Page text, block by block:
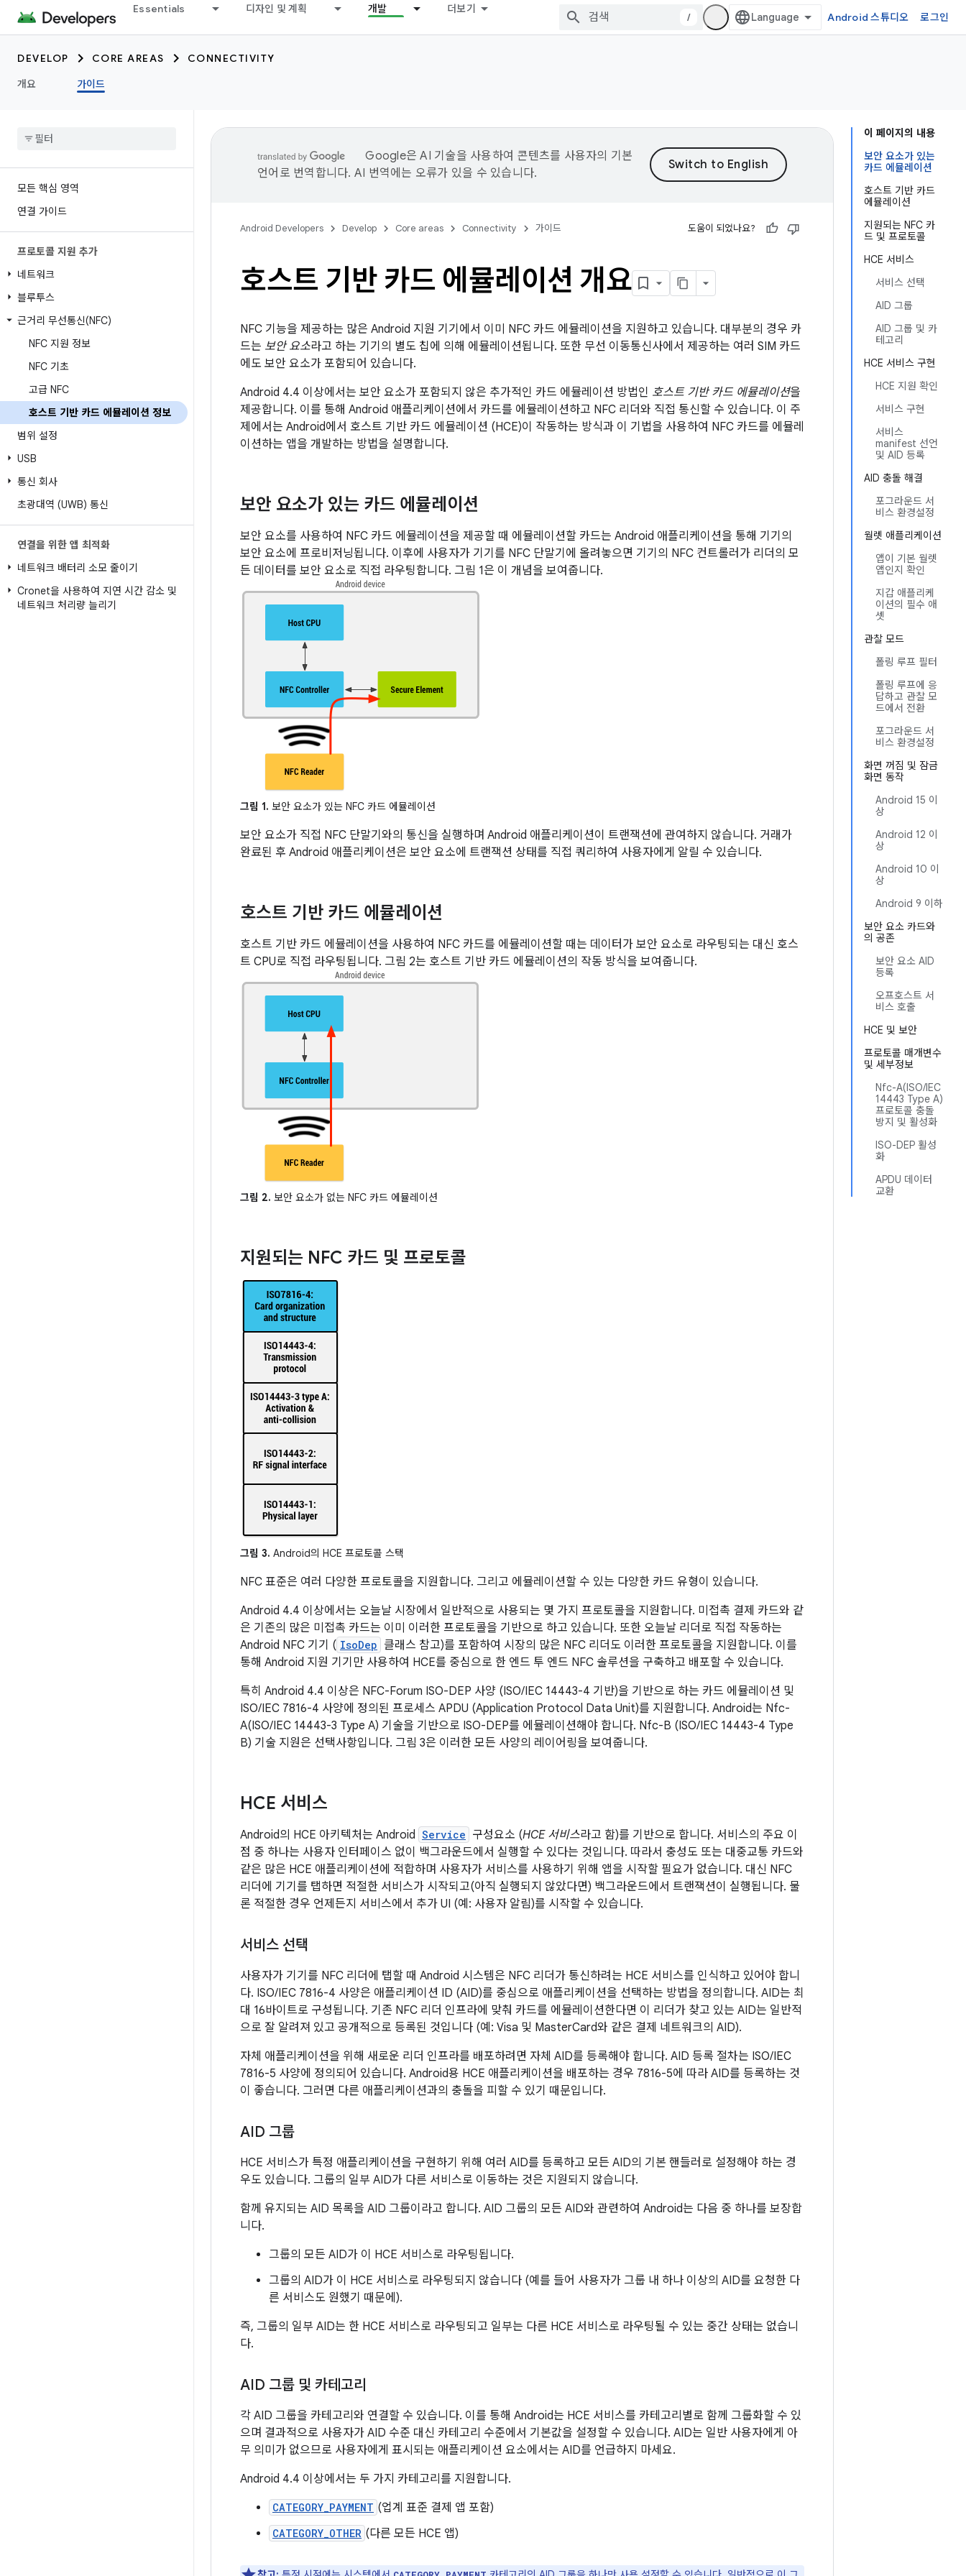
Essentials 디자인 및 계획 개발 더보기
/ Android 스튜디오 로그인
DEVELOP CORE AREAS
CONNECTIVITY
개요
가이드
모든 핵심 영역
연결 가이드
프로토콜 지원 추가
네트워크
블루투스
근거리 무선통신(NFC)
NFC 지원 정보
NFC 기초
고급 NFC
호스트 기반 카드 에뮬레이션 정보
범위 설정
USB
통신 회사
초광대역 (UWB) 통신
연결을 위한 앱 최적화
네트워크 배터리 소모 줄이기
Cronet을 사용하여 지연 시간 감소 및
네트워크 처리량 늘리기
이 페이지의 내용
보안 요소가 있는
카드 에뮬레이션
호스트 기반 카드
에뮬레이션
지원되는 NFC 카
드 및 프로토콜
HCE 서비스
서비스 선택
AID 그룹
AID 그룹 및 카
테고리
HCE 서비스 구현
HCE 지원 확인
서비스 구현
서비스
manifest 선언
및 AID 등록
AID 충돌 해결
포그라운드 서
비스 환경설정
월렛 애플리케이션
앱이 기본 월렛
앱인지 확인
지갑 애플리케
이션의 필수 애
셋
관찰 모드
폴링 루프 필터
폴링 루프에 응
답하고 관찰 모
드에서 전환
포그라운드 서
비스 환경설정
화면 꺼짐 및 잠금
화면 동작
Android 15 이
상
Android 12 이
상
Android 10 이
상
Android 9 이하
보안 요소 카드와
의 공존
보안 요소 AID
등록
오프호스트 서
비스 호출
HCE 및 보안
프로토콜 매개변수
및 세부정보
Nfc-A(ISO/IEC
14443 Type A)
프로토콜 충돌
방지 및 활성화
ISO-DEP 활성
화
APDU 데이터
교환
Google은 AI 기술을 사용하여 콘텐츠를 사용자의 기본
언어로 번역합니다. AI 번역에는 오류가 있을 수 있습니다.
Android Developers Develop Core areas Connectivity 가이드 도움이 되었나요?
호스트 기반 카드 에뮬레이션 개요
NFC 기능을 제공하는 많은 Android 지원 기기에서 이미 NFC 카드 에뮬레이션을 지원하고 있습니다. 대부분의 경우 카
드는 보안 요소라고 하는 기기의 별도 칩에 의해 에뮬레이션됩니다. 또한 무선 이동통신사에서 제공하는 여러 SIM 카드
에도 보안 요소가 포함되어 있습니다.
Android 4.4 이상에서는 보안 요소가 포함되지 않은 추가적인 카드 에뮬레이션 방법인 호스트 기반 카드 에뮬레이션을
제공합니다. 이를 통해 Android 애플리케이션에서 카드를 에뮬레이션하고 NFC 리더와 직접 통신할 수 있습니다. 이 주
제에서는 Android에서 호스트 기반 카드 에뮬레이션 (HCE)이 작동하는 방식과 이 기법을 사용하여 NFC 카드를 에뮬레
이션하는 앱을 개발하는 방법을 설명합니다.
보안 요소가 있는 카드 에뮬레이션
보안 요소를 사용하여 NFC 카드 에뮬레이션을 제공할 때 에뮬레이션할 카드는 Android 애플리케이션을 통해 기기의
보안 요소에 프로비저닝됩니다. 이후에 사용자가 기기를 NFC 단말기에 올려놓으면 기기의 NFC 컨트롤러가 리더의 모
든 데이터를 보안 요소로 직접 라우팅합니다. 그림 1은 이 개념을 보여줍니다.
그림 1. 보안 요소가 있는 NFC 카드 에뮬레이션
보안 요소가 직접 NFC 단말기와의 통신을 실행하며 Android 애플리케이션이 트랜잭션에 관여하지 않습니다. 거래가
완료된 후 Android 애플리케이션은 보안 요소에 트랜잭션 상태를 직접 쿼리하여 사용자에게 알릴 수 있습니다.
호스트 기반 카드 에뮬레이션
호스트 기반 카드 에뮬레이션을 사용하여 NFC 카드를 에뮬레이션할 때는 데이터가 보안 요소로 라우팅되는 대신 호스
트 CPU로 직접 라우팅됩니다. 그림 2는 호스트 기반 카드 에뮬레이션의 작동 방식을 보여줍니다.
그림 2. 보안 요소가 없는 NFC 카드 에뮬레이션
지원되는 NFC 카드 및 프로토콜
그림 3. Android의 HCE 프로토콜 스택
NFC 표준은 여러 다양한 프로토콜을 지원합니다. 그리고 에뮬레이션할 수 있는 다양한 카드 유형이 있습니다.
Android 4.4 이상에서는 오늘날 시장에서 일반적으로 사용되는 몇 가지 프로토콜을 지원합니다. 미접촉 결제 카드와 같
은 기존의 많은 미접촉 카드는 이미 이러한 프로토콜을 기반으로 하고 있습니다. 또한 오늘날 리더로 직접 작동하는
Android NFC 기기 ( IsoDep 클래스 참고)를 포함하여 시장의 많은 NFC 리더도 이러한 프로토콜을 지원합니다. 이를
통해 Android 지원 기기만 사용하여 HCE를 중심으로 한 엔드 투 엔드 NFC 솔루션을 구축하고 배포할 수 있습니다.
특히 Android 4.4 이상은 NFC-Forum ISO-DEP 사양 (ISO/IEC 14443-4 기반)을 기반으로 하는 카드 에뮬레이션 및
ISO/IEC 7816-4 사양에 정의된 프로세스 APDU (Application Protocol Data Unit)를 지원합니다. Android는 Nfc-
A(ISO/IEC 14443-3 Type A) 기술을 기반으로 ISO-DEP를 에뮬레이션해야 합니다. Nfc-B (ISO/IEC 14443-4 Type
B) 기술 지원은 선택사항입니다. 그림 3은 이러한 모든 사양의 레이어링을 보여줍니다.
HCE 서비스
Android의 HCE 아키텍처는 Android Service 구성요소 (HCE 서비스라고 함)를 기반으로 합니다. 서비스의 주요 이
점 중 하나는 사용자 인터페이스 없이 백그라운드에서 실행할 수 있다는 것입니다. 따라서 충성도 또는 대중교통 카드와
같은 많은 HCE 애플리케이션에 적합하며 사용자가 서비스를 사용하기 위해 앱을 시작할 필요가 없습니다. 대신 NFC
리더에 기기를 탭하면 적절한 서비스가 시작되고(아직 실행되지 않았다면) 백그라운드에서 트랜잭션이 실행됩니다. 물
론 적절한 경우 언제든지 서비스에서 추가 UI (예: 사용자 알림)를 시작할 수 있습니다.
서비스 선택
사용자가 기기를 NFC 리더에 탭할 때 Android 시스템은 NFC 리더가 통신하려는 HCE 서비스를 인식하고 있어야 합니
다. ISO/IEC 7816-4 사양은 애플리케이션 ID (AID)를 중심으로 애플리케이션을 선택하는 방법을 정의합니다. AID는 최
대 16바이트로 구성됩니다. 기존 NFC 리더 인프라에 맞춰 카드를 에뮬레이션한다면 이 리더가 찾고 있는 AID는 일반적
으로 잘 알려져 있고 공개적으로 등록된 것입니다 (예: Visa 및 MasterCard와 같은 결제 네트워크의 AID).
자체 애플리케이션을 위해 새로운 리더 인프라를 배포하려면 자체 AID를 등록해야 합니다. AID 등록 절차는 ISO/IEC
7816-5 사양에 정의되어 있습니다. Android용 HCE 애플리케이션을 배포하는 경우 7816-5에 따라 AID를 등록하는 것
이 좋습니다. 그러면 다른 애플리케이션과의 충돌을 피할 수 있기 때문입니다.
AID 그룹
HCE 서비스가 특정 애플리케이션을 구현하기 위해 여러 AID를 등록하고 모든 AID의 기본 핸들러로 설정해야 하는 경
우도 있습니다. 그룹의 일부 AID가 다른 서비스로 이동하는 것은 지원되지 않습니다.
함께 유지되는 AID 목록을 AID 그룹이라고 합니다. AID 그룹의 모든 AID와 관련하여 Android는 다음 중 하나를 보장합
니다.
그룹의 모든 AID가 이 HCE 서비스로 라우팅됩니다.
그룹의 AID가 이 HCE 서비스로 라우팅되지 않습니다 (예를 들어 사용자가 그룹 내 하나 이상의 AID를 요청한 다
른 서비스도 원했기 때문에).
즉, 그룹의 일부 AID는 한 HCE 서비스로 라우팅되고 일부는 다른 HCE 서비스로 라우팅될 수 있는 중간 상태는 없습니
다.
AID 그룹 및 카테고리
각 AID 그룹을 카테고리와 연결할 수 있습니다. 이를 통해 Android는 HCE 서비스를 카테고리별로 함께 그룹화할 수 있
으며 결과적으로 사용자가 AID 수준 대신 카테고리 수준에서 기본값을 설정할 수 있습니다. AID는 일반 사용자에게 아
무 의미가 없으므로 사용자에게 표시되는 애플리케이션 요소에서는 AID를 언급하지 마세요.
Android 4.4 이상에서는 두 가지 카테고리를 지원합니다.
CATEGORY_PAYMENT (업계 표준 결제 앱 포함)
CATEGORY_OTHER (다른 모든 HCE 앱)